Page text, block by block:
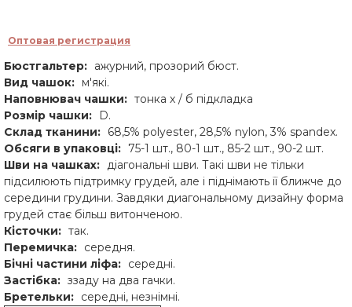
Оптовая регистрация
Бюстгальтер: ажурний, прозорий бюст.
Вид чашок: м'які.
Наповнювач чашки: тонка х / б підкладка
Розмір чашки:
D.
Склад тканини: 68,5% polyester, 28,5% nylon, 3% spandex.
Обсяги в упаковці: 75-1 шт., 80-1 шт., 85-2 шт., 90-2 шт.
Шви на чашках: діагональні шви. Такі шви не тільки
підсилюють підтримку грудей, але і піднімають її ближче до
середини грудини. Завдяки диагональному дизайну форма
грудей стає більш витонченою.
Кісточки: так.
Перемичка: середня.
Бічні частини ліфа: середні.
Застібка: ззаду на два гачки.
Бретельки: середні, незнімні.